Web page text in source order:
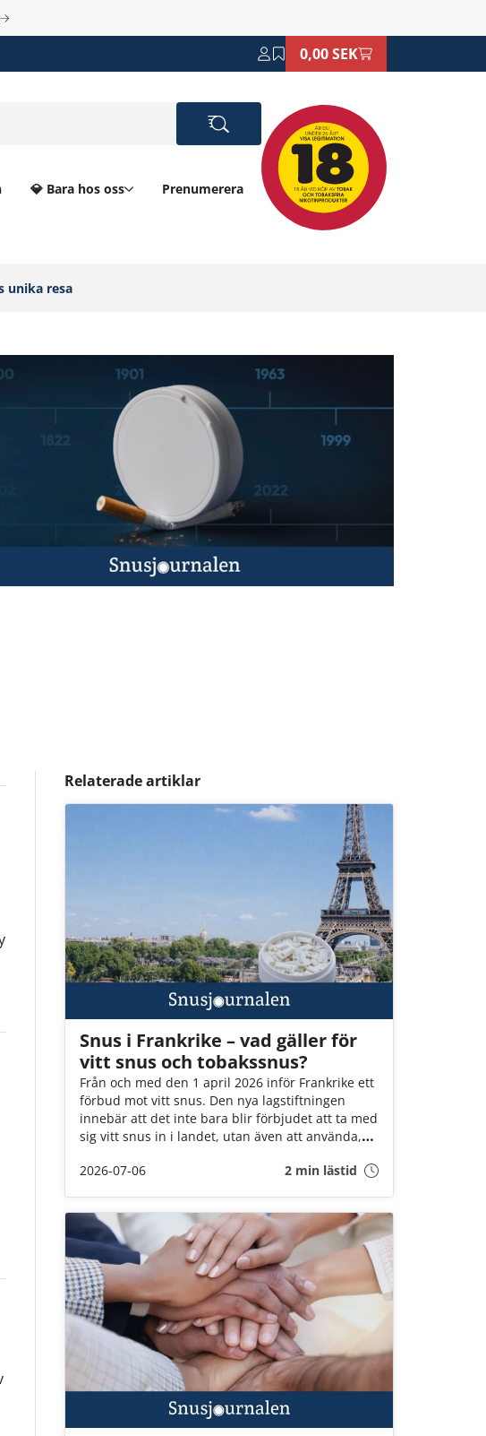
0,00 SEK
💎 Bara hos oss
Prenumerera
unika resa‎
Relaterade artiklar
Snus i Frankrike – vad gäller för
vitt snus och tobakssnus?
Från och med den 1 april 2026 inför Frankrike ett
förbud mot vitt snus. Den nya lagstiftningen
innebär att det inte bara blir förbjudet att ta med
sig vitt snus in i landet, utan även att använda,
fortfarande okej att ta med brunt snus till landet
2026-07-06 2 min lästid